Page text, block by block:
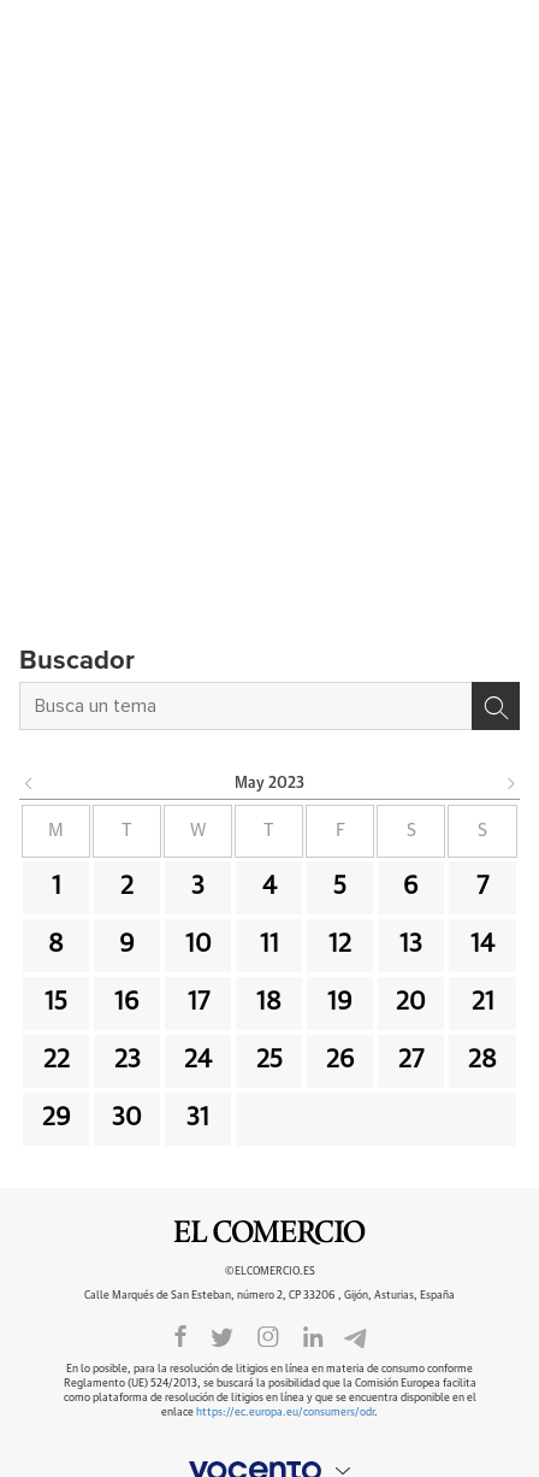
Buscador
May 2023
M W F S S
1 2 3 4 5 6 7
8 9 10 11 12 13 14
15 16 17 18 19 20 21
22 23 24 25 26 27 28
29 30 31
©ELCOMERCIO.ES
Calle Marqués de San Esteban, número 2, CP 33206 , Gijón, Asturias, España
En lo posible, para la resolución de litigios en línea en materia de consumo conforme
Reglamento (UE) 524/2013, se buscará la posibilidad que la Comisión Europea facilita
como plataforma de resolución de litigios en línea y que se encuentra disponible en el
enlace https://ec.europa.eu/consumers/odr.